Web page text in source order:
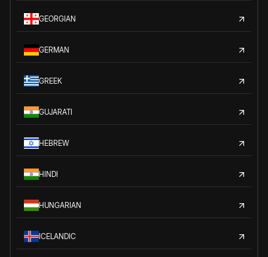
GEORGIAN
GERMAN
GREEK
GUJARATI
HEBREW
HINDI
HUNGARIAN
ICELANDIC